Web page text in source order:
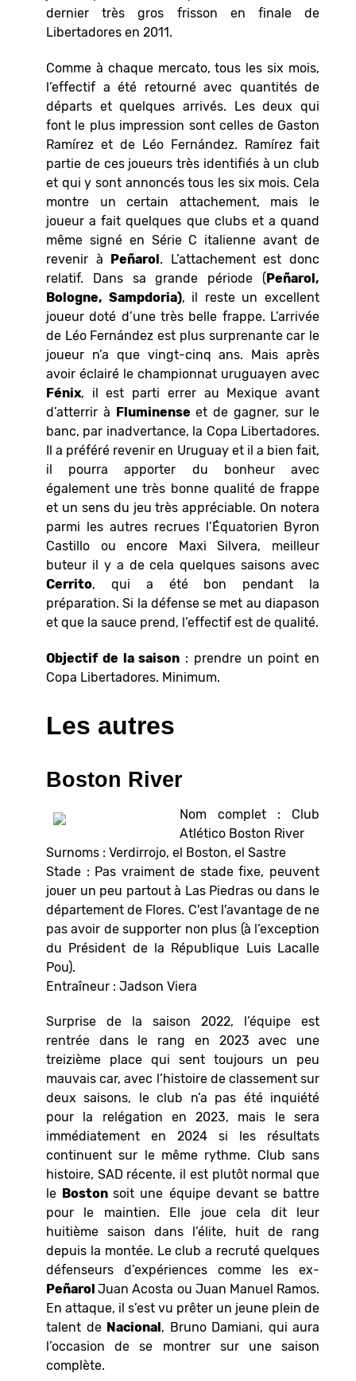
dernier très gros frisson en finale de
Libertadores en 2011.
Comme à chaque mercato, tous les six mois,
l’effectif a été retourné avec quantités de
départs et quelques arrivés. Les deux qui
font le plus impression sont celles de Gaston
Ramírez et de Léo Fernández. Ramírez fait
partie de ces joueurs très identifiés à un club
et qui y sont annoncés tous les six mois. Cela
montre un certain attachement, mais le
joueur a fait quelques que clubs et a quand
même signé en Série C italienne avant de
revenir à Peñarol. L’attachement est donc
relatif. Dans sa grande période (Peñarol,
Bologne, Sampdoria), il reste un excellent
joueur doté d’une très belle frappe. L’arrivée
de Léo Fernández est plus surprenante car le
joueur n’a que vingt-cinq ans. Mais après
avoir éclairé le championnat uruguayen avec
Fénix, il est parti errer au Mexique avant
d’atterrir à Fluminense et de gagner, sur le
banc, par inadvertance, la Copa Libertadores.
Il a préféré revenir en Uruguay et il a bien fait,
il pourra apporter du bonheur avec
également une très bonne qualité de frappe
et un sens du jeu très appréciable. On notera
parmi les autres recrues l’Équatorien Byron
Castillo ou encore Maxi Silvera, meilleur
buteur il y a de cela quelques saisons avec
Cerrito, qui a été bon pendant la
préparation. Si la défense se met au diapason
et que la sauce prend, l’effectif est de qualité.
Objectif de la saison : prendre un point en
Copa Libertadores. Minimum.
Les autres
Boston River
Nom complet : Club
Atlético Boston River
Surnoms : Verdirrojo, el Boston, el Sastre
Stade : Pas vraiment de stade fixe, peuvent
jouer un peu partout à Las Piedras ou dans le
département de Flores. C'est l'avantage de ne
pas avoir de supporter non plus (à l’exception
du Président de la République Luis Lacalle
Pou).
Entraîneur : Jadson Viera
Surprise de la saison 2022, l’équipe est
rentrée dans le rang en 2023 avec une
treizième place qui sent toujours un peu
mauvais car, avec l’histoire de classement sur
deux saisons, le club n’a pas été inquiété
pour la relégation en 2023, mais le sera
immédiatement en 2024 si les résultats
continuent sur le même rythme. Club sans
histoire, SAD récente, il est plutôt normal que
le Bostonsoit une équipe devant se battre
pour le maintien. Elle joue cela dit leur
huitième saison dans l’élite, huit de rang
depuis la montée. Le club a recruté quelques
défenseurs d’expériences comme les ex-
PeñarolJuan Acosta ou Juan Manuel Ramos.
En attaque, il s’est vu prêter un jeune plein de
talent de Nacional , Bruno Damiani, qui aura
l’occasion de se montrer sur une saison
complète.